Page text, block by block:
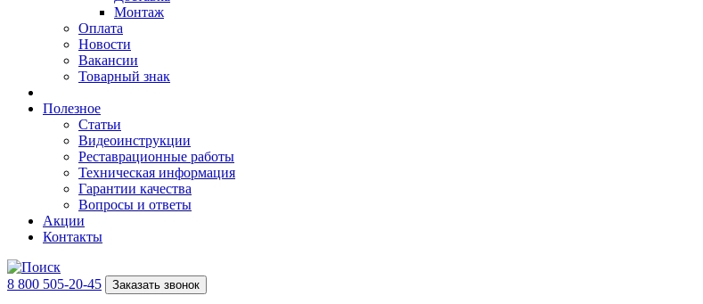
Монтаж
Оплата
Новости
Вакансии
Товарный знак
Полезное
Статьи
Видеоинструкции
Реставрационные работы
Техническая информация
Гарантии качества
Вопросы и ответы
Акции
Контакты
8 800 505-20-45 Заказать звонок